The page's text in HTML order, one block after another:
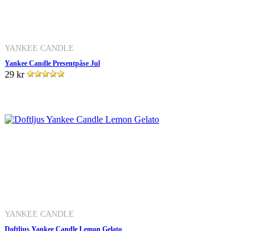
YANKEE CANDLE
Yankee Candle Presentpåse Jul
29 kr
YANKEE CANDLE
Doftljus Yankee Candle Lemon Gelato